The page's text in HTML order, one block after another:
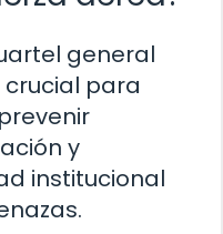
general
para
y
institucional